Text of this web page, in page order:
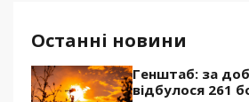
Останні новини
Генштаб: за
відбулося 261